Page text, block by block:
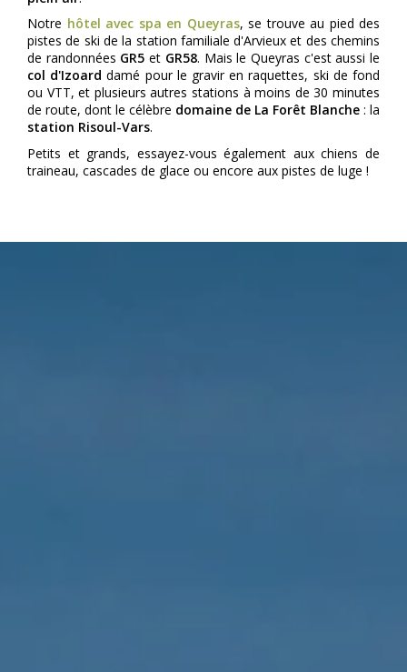
Notre hôtel avec spa en Queyras, se trouve au pied des
pistes de ski de la station familiale d'Arvieux et des chemins
de randonnées GR5 et GR58. Mais le Queyras c'est aussi le
col d'Izoard damé pour le gravir en raquettes, ski de fond
ou VTT, et plusieurs autres stations à moins de 30 minutes
de route, dont le célèbre domaine de La Forêt Blanche : la
station Risoul-Vars.
Petits et grands, essayez-vous également aux chiens de
traineau, cascades de glace ou encore aux pistes de luge !